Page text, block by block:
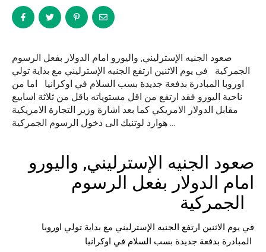
صعود الجنيه الإسترليني, واليورو امام الدولار بفعل الرسوم
الجمركية في يوم الاثنين ارتفع الجنيه الإسترليني مع بداية تولي
اوروبا المبادرة بدفعة جديدة بسب السلام في اوكرانيا اما من
ناحية اليورو فقد ارتفع من اقل مستوياته باقل من ثلاثة اسابيع
مقابل الدولار الامريكي كما بعد اشارة وزير التجارة الامريكية
هوارد لوتنيك الى دخول الرسوم الجمركية …
صعود الجنيه الإسترليني, واليورو
امام الدولار بفعل الرسوم
في يوم الاثنين ارتفع الجنيه الإسترليني مع بداية تولي اوروبا